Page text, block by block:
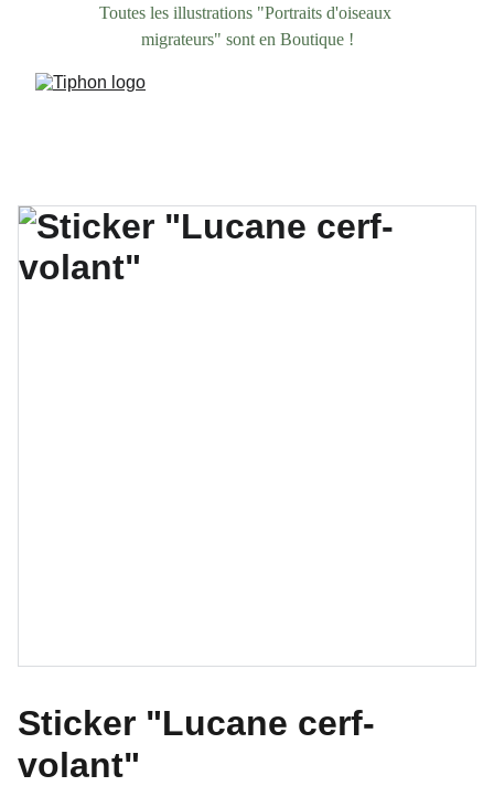
Toutes les illustrations "Portraits d'oiseaux
migrateurs" sont en Boutique !
Sticker "Lucane cerf-
volant"